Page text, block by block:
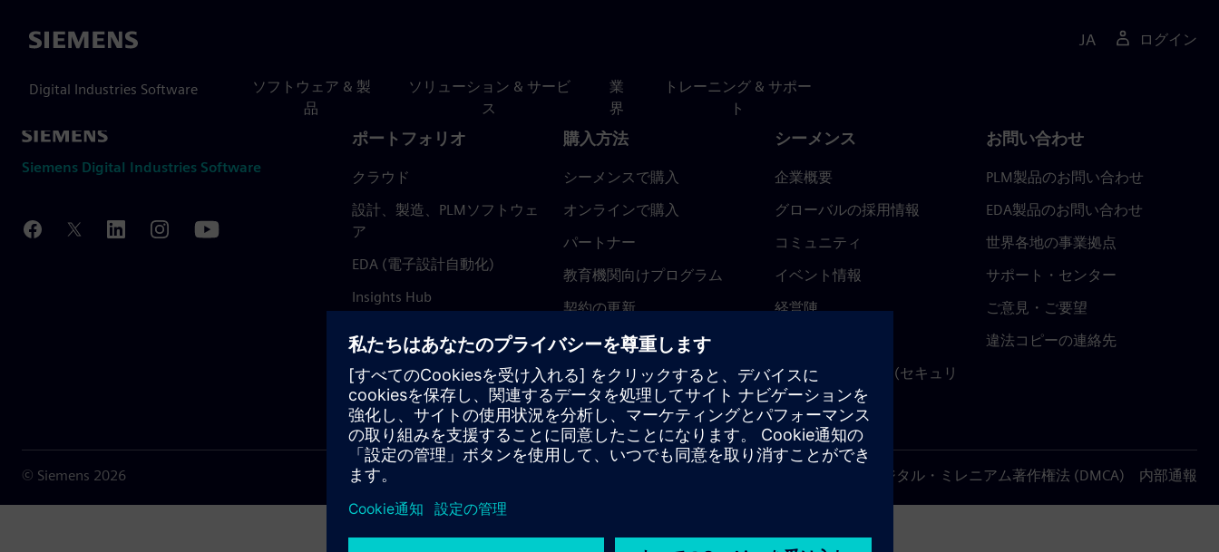
Siemens
Digital Industries Software
ソフトウェア & 製
品
ソリューション & サービ
ス
業
界
トレーニング & サポー
ト
JA ログイン
Siemens Digital Industries Software
ポートフォリオ
クラウド
設計、製造、PLMソフトウェ
ア
EDA (電子設計自動化)
Insights Hub
購入方法
シーメンスで購入
オンラインで購入
パートナー
教育機関向けプログラム
契約の更新
返金ポリシー
シーメンス
企業概要
グローバルの採用情報
コミュニティ
イベント情報
経営陣
トラストセンター (セキュリ
ティ関連情報)
お問い合わせ
PLM製品のお問い合わせ
EDA製品のお問い合わせ
世界各地の事業拠点
サポート・センター
ご意見・ご要望
違法コピーの連絡先
© Siemens 2026 デジタル・ミレニアム著作権法 (DMCA) 内部通報